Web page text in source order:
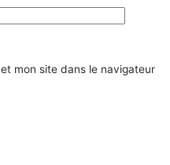
mon site dans le navigateur